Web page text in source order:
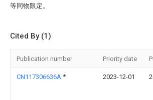
等同物限定。
Cited By (1)
Publication number Priority date
CN117306636A * 2023-12-01